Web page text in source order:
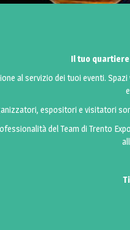
Il tuo
al servizio dei tuoi eventi.
espositori e visitatori
del Team di Trento